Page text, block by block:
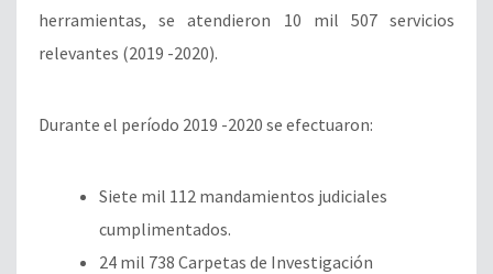
herramientas, se atendieron 10 mil 507 servicios
relevantes (2019 -2020).
Durante el período 2019 -2020 se efectuaron:
Siete mil 112 mandamientos judiciales
cumplimentados.
24 mil 738 Carpetas de Investigación